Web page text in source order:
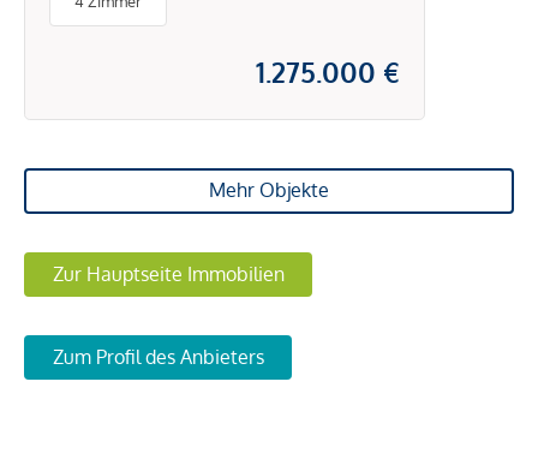
1.275.000 €
Mehr Objekte
Zur Hauptseite Immobilien
Zum Profil des Anbieters